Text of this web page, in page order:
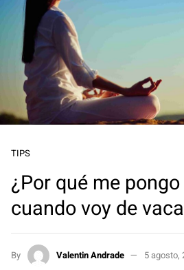
TIPS
¿Por qué me
cuando voy de
By Valentin Andrade 5 agosto,